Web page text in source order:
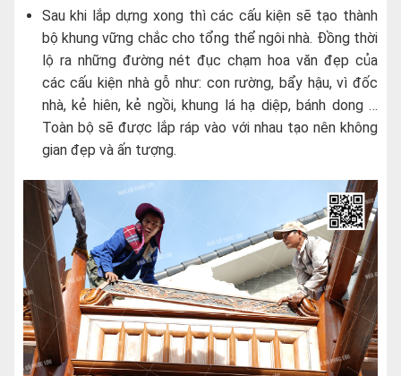
Sau khi lắp dựng xong thì các cấu kiện sẽ tạo thành
bộ khung vững chắc cho tổng thể ngôi nhà. Đồng thời
lộ ra những đường nét đục chạm hoa văn đẹp của
các cấu kiện nhà gỗ như: con rường, bẩy hậu, vì đốc
nhà, kẻ hiên, kẻ ngồi, khung lá hạ diệp, bánh dong …
Toàn bộ sẽ được lắp ráp vào với nhau tạo nên không
gian đẹp và ấn tượng.